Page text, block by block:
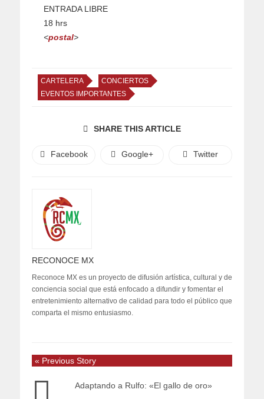
ENTRADA LIBRE
18 hrs
<postal>
CARTELERA
CONCIERTOS
EVENTOS IMPORTANTES
SHARE THIS ARTICLE
Facebook Google+ Twitter
RECONOCE MX
Reconoce MX es un proyecto de difusión artística, cultural y de
conciencia social que está enfocado a difundir y fomentar el
entretenimiento alternativo de calidad para todo el público que
comparta el mismo entusiasmo.
« Previous Story
Adaptando a Rulfo: «El gallo de oro»